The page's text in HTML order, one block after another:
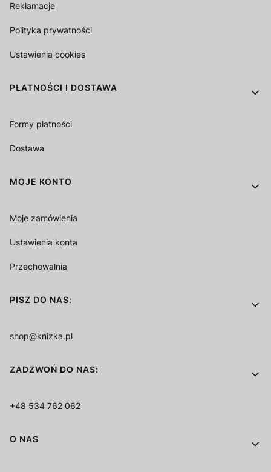
Reklamacje
Polityka prywatności
Ustawienia cookies
PŁATNOŚCI I DOSTAWA
Formy płatności
Dostawa
MOJE KONTO
Moje zamówienia
Ustawienia konta
Przechowalnia
PISZ DO NAS:
shop@knizka.pl
ZADZWOŃ DO NAS:
+48 534 762 062
O NAS